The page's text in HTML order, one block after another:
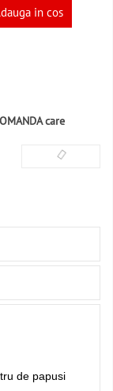
in cos
care
de papusi